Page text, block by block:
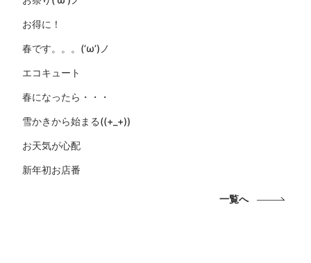
お得に！
春です。。。(‘ω’)ノ
エコキュート
春になったら・・・
雪かきから始まる((+_+))
お天気が心配
新年初お店番
一覧へ